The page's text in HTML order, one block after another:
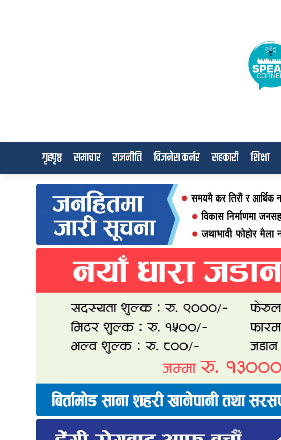
गृहपृष्ठ समाचार राजनीति विजनेस कर्नर सहकारी शिक्षा